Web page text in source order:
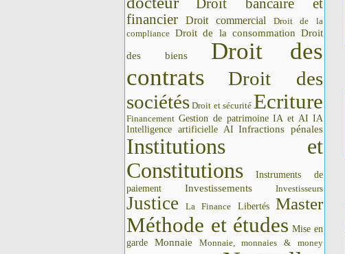
Droit bancaire et
financier
Droit commercial
Droit de la
compliance Droit de la consommation Droit
des biens
Droit des
contrats
Droit des
sociétés Droit et sécurité Ecriture
Financement Gestion de patrimoine IA et AI IA
Intelligence artificielle AI Infractions pénales
Institutions et
Constitutions
Instruments de
paiement
Investissements Investisseurs
Justice La Finance Libertés Master
Méthode et études Mise en
garde
Monnaie Monnaie, monnaies & money